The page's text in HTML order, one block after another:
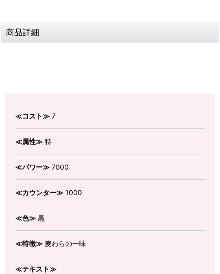
商品詳細
≪コスト≫ 7
≪属性≫ 特
≪パワー≫ 7000
≪カウンター≫ 1000
≪色≫ 黒
≪特徴≫ 麦わらの一味
≪テキスト≫